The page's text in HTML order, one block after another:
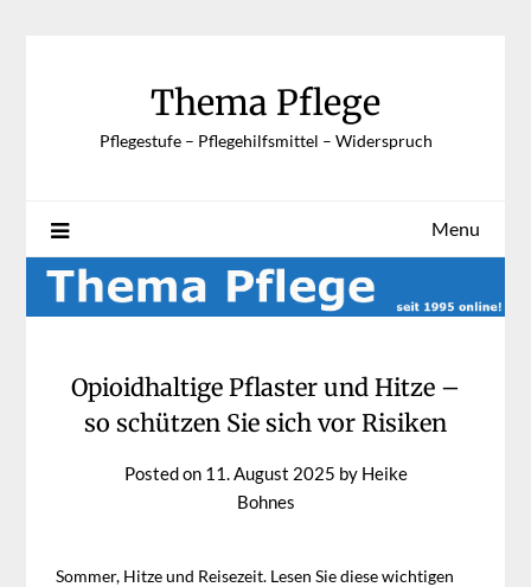
Thema Pflege
Pflegestufe – Pflegehilfsmittel – Widerspruch
Menu
Opioidhaltige Pflaster und Hitze –
so schützen Sie sich vor Risiken
Posted on 11. August 2025 by Heike
Bohnes
Sommer, Hitze und Reisezeit. Lesen Sie diese wichtigen